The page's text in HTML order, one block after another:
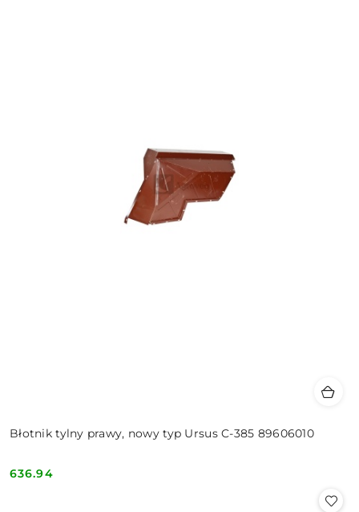
Błotnik tylny prawy, nowy typ Ursus C-385 89606010
Cena:
636.94